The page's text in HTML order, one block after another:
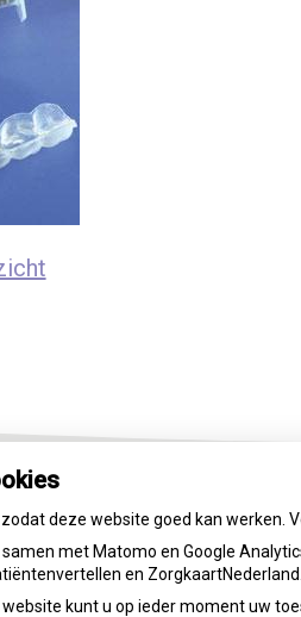
deze website goed kan werken.
met Matomo en Google
en
kunt u op ieder moment uw